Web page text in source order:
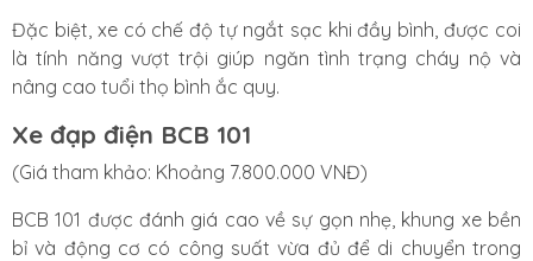
Đặc biệt, xe có chế độ tự ngắt sạc khi đầy bình, được coi
là tính năng vượt trội giúp ngăn tình trạng cháy nộ và
nâng cao tuổi thọ bình ắc quy.
Xe đạp điện BCB 101
(Giá tham khảo: Khoảng 7.800.000 VNĐ)
BCB 101 được đánh giá cao về sự gọn nhẹ, khung xe bền
bỉ và động cơ có công suất vừa đủ để di chuyển trong